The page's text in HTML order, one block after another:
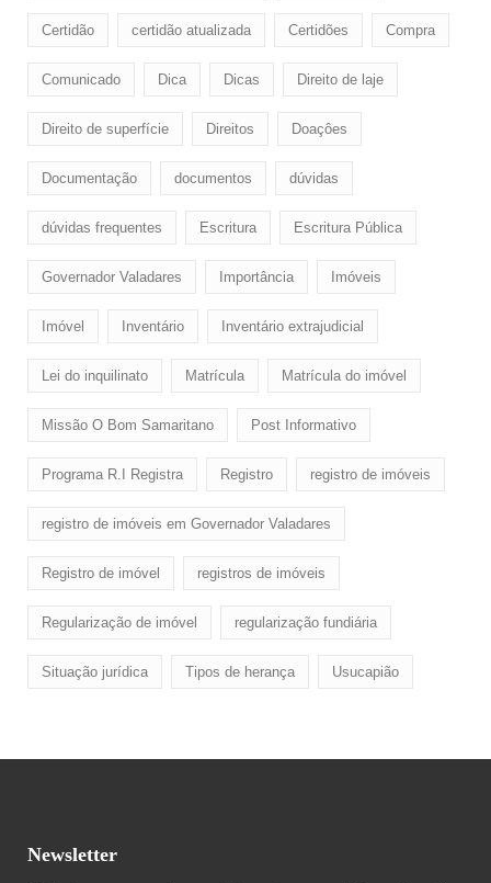
Certidão certidão atualizada Certidões Compra
Comunicado Dica Dicas Direito de laje
Direito de superfície Direitos Doaçôes
Documentação documentos dúvidas
dúvidas frequentes Escritura Escritura Pública
Governador Valadares Importância Imóveis
Imóvel Inventário Inventário extrajudicial
Lei do inquilinato Matrícula Matrícula do imóvel
Missão O Bom Samaritano Post Informativo
Programa R.I Registra Registro registro de imóveis
registro de imóveis em Governador Valadares
Registro de imóvel registros de imóveis
Regularização de imóvel regularização fundiária
Situação jurídica Tipos de herança Usucapião
Newsletter